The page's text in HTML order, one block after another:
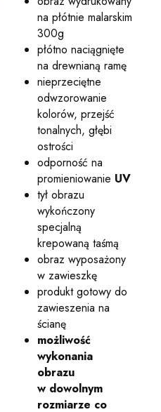
na płótnie malarskim
300g
płótno naciągnięte
na drewnianą ramę
nieprzeciętne
odwzorowanie
kolorów, przejść
tonalnych, głębi
ostrości
odporność na
promieniowanie UV
tył obrazu
wykończony
specjalną
krepowaną taśmą
obraz wyposażony
w zawieszkę
produkt gotowy do
zawieszenia na
ścianę
możliwość
wykonania
obrazu
w dowolnym
rozmiarze co